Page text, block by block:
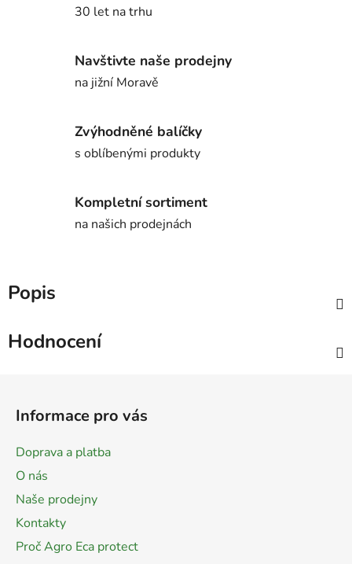
30 let na trhu
Navštivte naše prodejny
na jižní Moravě
Zvýhodněné balíčky
s oblíbenými produkty
Kompletní sortiment
na našich prodejnách
Popis
Hodnocení
Informace pro vás
Doprava a platba
O nás
Naše prodejny
Kontakty
Proč Agro Eca protect